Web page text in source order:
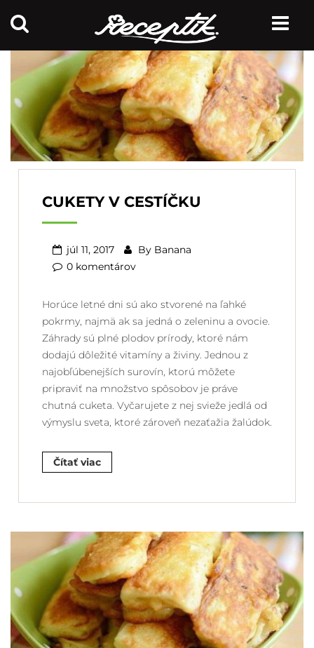
CUKETY V CESTÍČKU
júl 11, 2017 By Banana
0 komentárov
Horúce letné dni sú ako stvorené na ľahké
pokrmy, najmä ak sa jedná o zeleninu a ovocie.
Záhrady sú plné plodov prírody, ktoré nám
dodajú dôležité vitamíny a živiny. Jednou z
najobľúbenejších surovín, ktorú môžete
pripraviť na množstvo spôsobov je práve
chutná cuketa. Vyčarujete z nej svieže jedlá od
výmyslu sveta, ktoré zároveň nezaťažia žalúdok.
Čítať viac